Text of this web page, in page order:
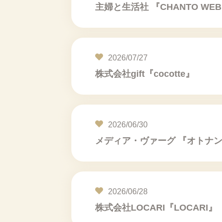
主婦と生活社 『CHANTO WEB
2026/07/27
株式会社gift『cocotte』
2026/06/30
メディア・ヴァーグ 『オトナン
2026/06/28
株式会社LOCARI『LOCARI』